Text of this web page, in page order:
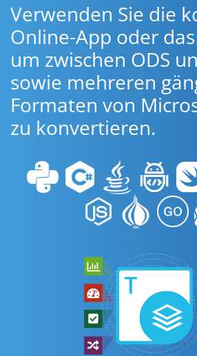
Verwenden Sie die
Online-App oder das
um zwischen ODS
sowie mehreren
Formaten von
zu konvertieren.